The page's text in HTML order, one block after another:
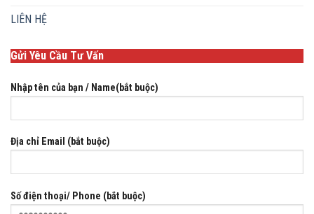
LIÊN HỆ
Gửi Yêu Cầu Tư Vấn
Nhập tên của bạn / Name(bắt buộc)
Địa chỉ Email (bắt buộc)
Số điện thoại/ Phone (bắt buộc)